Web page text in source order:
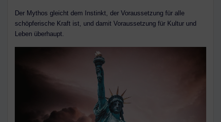
Der Mythos gleicht dem Instinkt, der Voraussetzung für alle
schöpferische Kraft ist, und damit Voraussetzung für Kultur und
Leben überhaupt.